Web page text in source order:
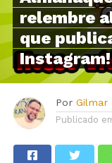
relembre
que
Instagram!
Por Gilmar
Publicado